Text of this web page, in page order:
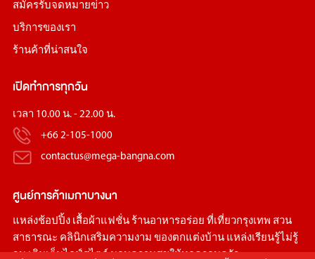
สมัครรับจดหมายข่าว
บริการของเรา
ร้านค้าที่น่าสนใจ
เปิดทำการทุกวัน
เวลา 10.00 น. - 22.00 น.
+66 2-105-1000
contactus@mega-bangna.com
ศูนย์การค้าเมกาบางนา
แหล่งช้อปปิ้ง เสื้อผ้าแฟชั่น ร้านอาหารอร่อย ที่เที่ยวกรุงเทพ สวน
สาธารณะ คลินิกเสริมความงาม ของตกแต่งบ้านแหล่งเรียนรู้ไม่รู้
จบ เติมเต็มไลฟ์สไตล์ มอบความสุขให้ทุกครอบครัว